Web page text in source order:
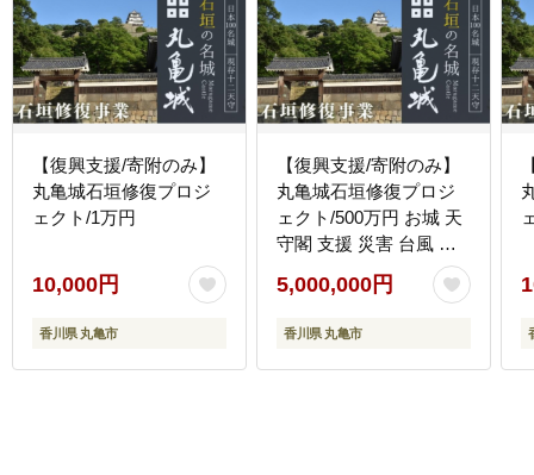
【復興支援/寄附のみ】
丸亀城石垣修復プロジ
ェクト/1万円
10,000円
香川県 丸亀市
【復興支援/寄附のみ】
丸亀城石垣修復プロジ
ェクト/500万円 お城 天
守閣 支援 災害 台風 復
5,000,000円
香川県 丸亀市